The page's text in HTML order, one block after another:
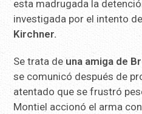
esta madrugada la
investigada por el intento
Kirchner.
Se trata deuna amiga de
se comunicó después de
atentado que se frustró
Montiel accionó el arma